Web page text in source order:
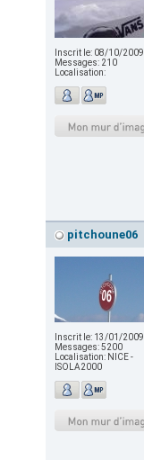
Inscrit le: 08/10/2009
Messages: 210
Localisation:
pitchoune06
Inscrit le: 13/01/2009
Messages:5200
Localisation: NICE -
ISOLA2000